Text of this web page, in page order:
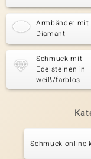
Armbänder mit
Diamant
Schmuck mit
Edelsteinen in
weiß/farblos
Schmuck online